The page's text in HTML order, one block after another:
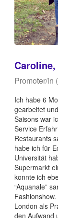
Caroline,
Promoter/in
Ich habe 6
gearbeitet
Saisons war
Service
Restaurants
habe ich für
Universität
Supermarkt
konnte ich
“Aquanale”
London als
den Aufwand